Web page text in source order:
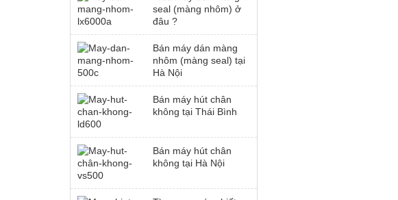
seal (màng nhôm) ở
đâu ?
Bán máy dán màng
nhôm (màng seal) tại
Hà Nội
Bán máy hút chân
không tại Thái Bình
Bán máy hút chân
không tại Hà Nội